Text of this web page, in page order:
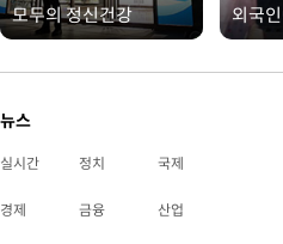
모두의 정신건강 외국
뉴스
실시간 정치 국제
경제 금융 산업